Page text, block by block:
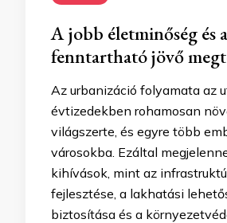
A jobb életminőség és a
fenntartható jövő
Az urbanizáció folyamata az
évtizedekben rohamosan
világszerte, és egyre több
városokba. Ezáltal
kihívások, mint az
fejlesztése, a lakhatási
biztosítása és a